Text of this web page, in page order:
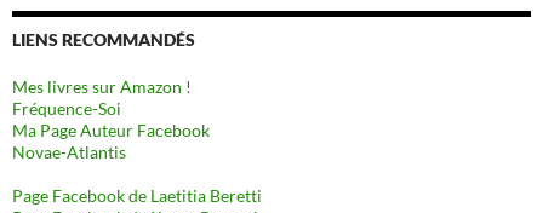
LIENS RECOMMANDÉS
Mes livres sur Amazon !
Fréquence-Soi
Ma Page Auteur Facebook
Novae-Atlantis
Page Facebook de Laetitia Beretti